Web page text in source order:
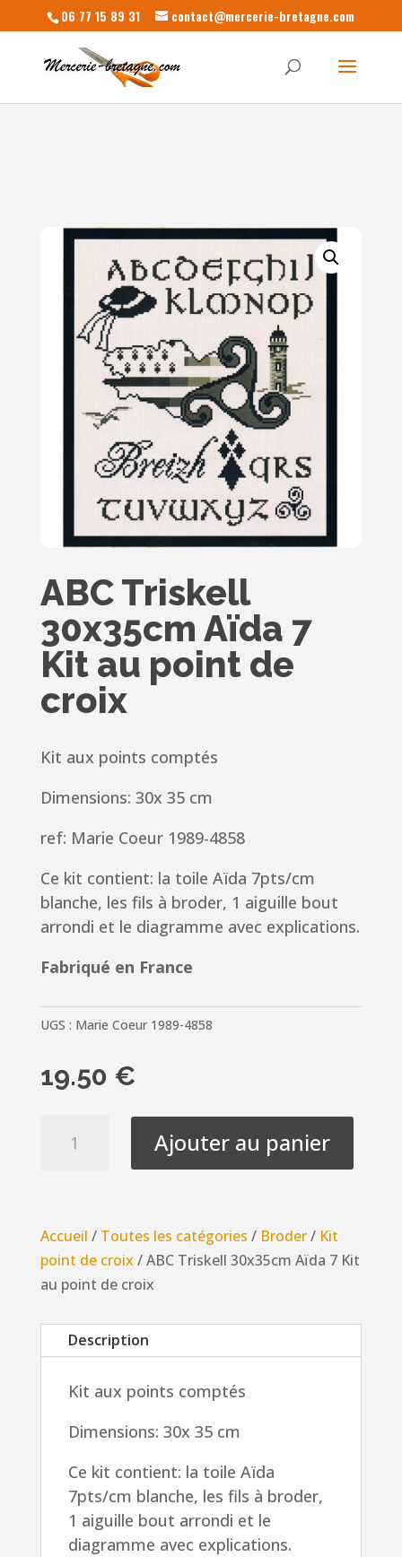
06 77 15 89 31 contact@mercerie-bretagne.com
ABC Triskell
30x35cm Aïda 7
Kit au point de
croix
Kit aux points comptés
Dimensions: 30x 35 cm
ref: Marie Coeur 1989-4858
Ce kit contient: la toile Aïda 7pts/cm
blanche, les fils à broder, 1 aiguille bout
arrondi et le diagramme avec explications.
Fabriqué en France
UGS : Marie Coeur 1989-4858
19.50 €
Aïda
7
Kit
au
point
croix
Ajouter au panier
Accueil / Toutes les catégories / Broder/ Kit
point de croix / ABC Triskell 30x35cm Aïda 7 Kit
au point de croix
Description
Kit aux points comptés
Dimensions: 30x 35 cm
Ce kit contient: la toile Aïda
7pts/cm blanche, les fils à broder,
1 aiguille bout arrondi et le
diagramme avec explications.